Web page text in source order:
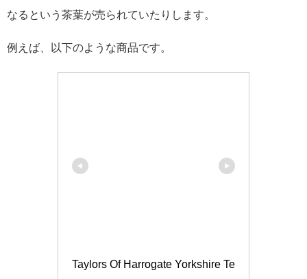
なるという茶葉が売られていたりします。
例えば、以下のような商品です。
Taylors Of Harrogate Yorkshire Te